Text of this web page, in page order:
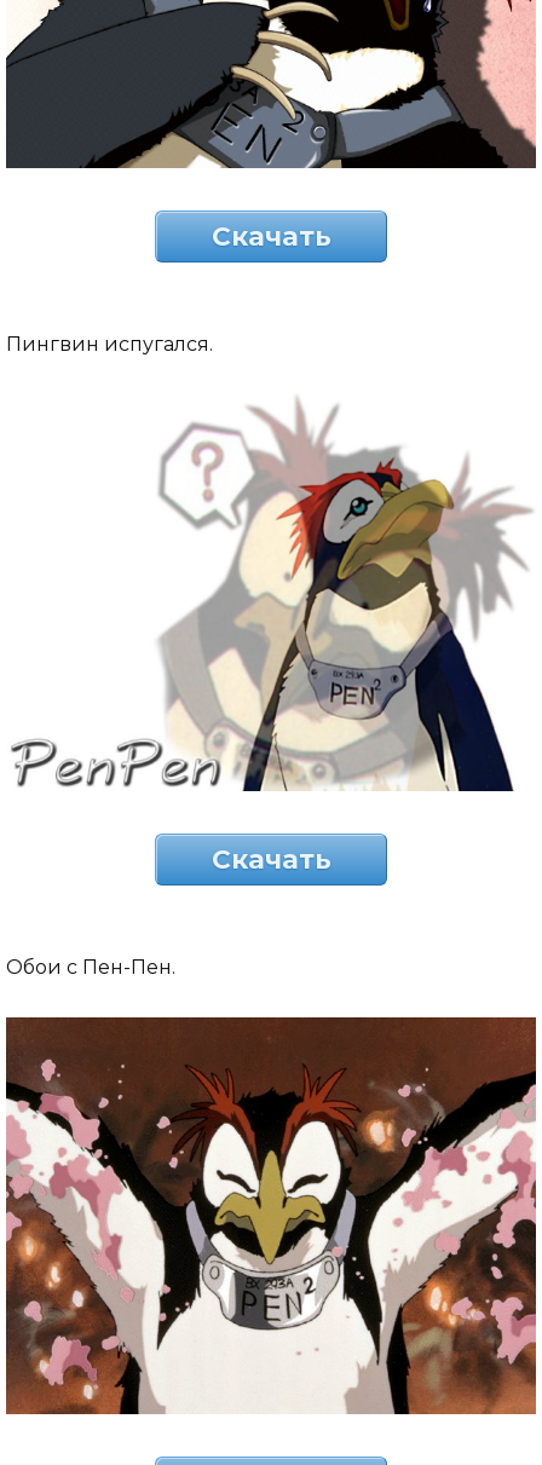
Скачать
Пингвин испугался.
Скачать
Обои с Пен-Пен.